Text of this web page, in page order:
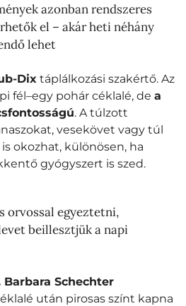
azonban rendszeres
el – akár heti néhány
lehet
Dix táplálkozási szakértő. Az
fél–egy pohár céklalé, de a
. A túlzott
vesekövet vagy túl
okozhat, különösen, ha
gyógyszert is szed.
orvossal egyeztetni,
beillesztjük a napi
Barbara Schechter
után pirosas színt kapna